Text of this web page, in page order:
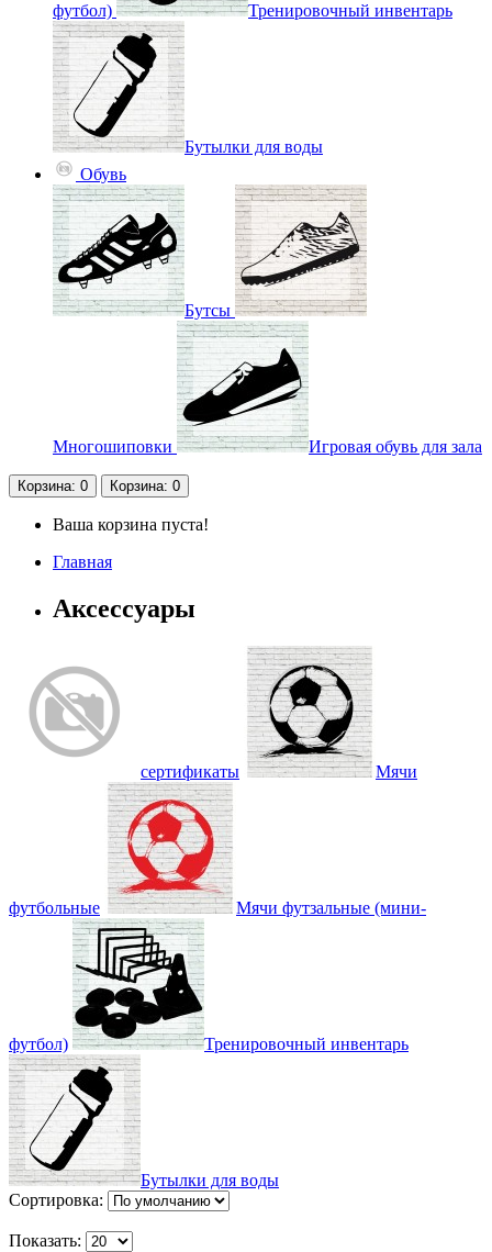
футбол) Тренировочный инвентарь
Бутылки для воды
Обувь
Бутсы
Многошиповки Игровая обувь для зала
Корзина: 0 Корзина: 0
Ваша корзина пуста!
Главная
Аксессуары
сертификаты Мячи
футбольные Мячи футзальные (мини-
футбол) Тренировочный инвентарь
Бутылки для воды
Сортировка:
Показать: